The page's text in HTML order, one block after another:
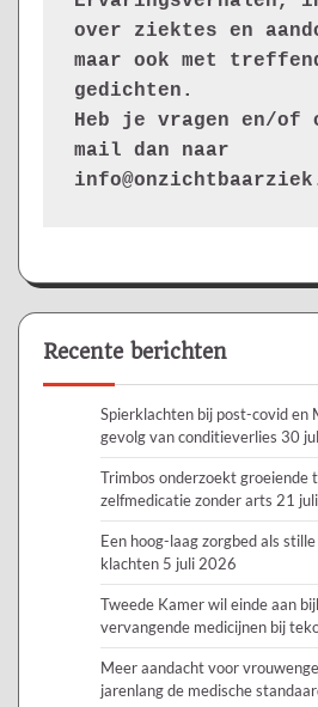
over ziektes en
maar ook met
gedichten.
Heb je vragen en/of
mail dan naar
Recente berichten
Spierklachten bij post-covid en
gevolg van conditieverlies 30
Trimbos onderzoekt groeiende
zelfmedicatie zonder arts 21
Een hoog-laag zorgbed als
klachten 5 juli 2026
Tweede Kamer wil einde aan
vervangende medicijnen bij
Meer aandacht voor
jarenlang de medische